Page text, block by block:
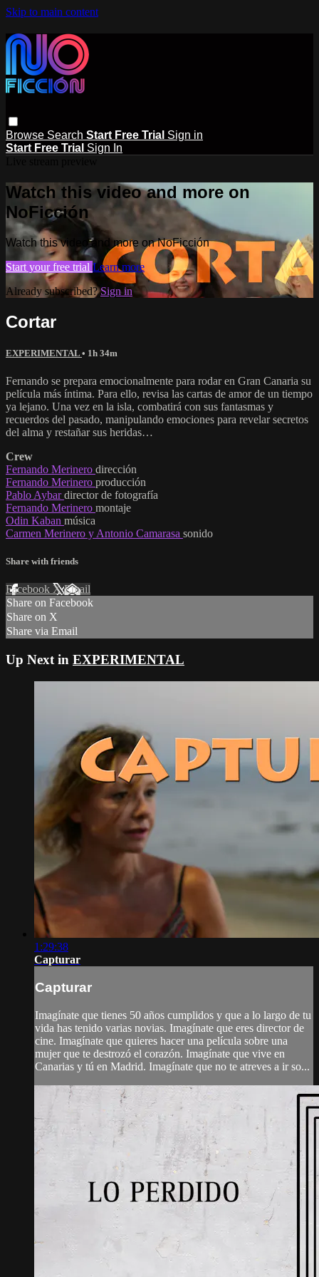
Skip to main content
Browse Search Start Free Trial Sign in
Start Free Trial Sign In
Watch this video and more on
NoFicción
Watch this video and more on NoFicción
Start your free trial Learn more
Already subscribed?Sign in
Cortar
EXPERIMENTAL • 1h 34m
Fernando se prepara emocionalmente para rodar en Gran Canaria su
película más íntima. Para ello, revisa las cartas de amor de un tiempo
ya lejano. Una vez en la isla, combatirá con sus fantasmas y
recuerdos del pasado, manipulando emociones para revelar secretos
del alma y restañar sus heridas…
Crew
Fernando Merinero dirección
Fernando Merinero producción
Pablo Aybardirector de fotografía
Fernando Merinero montaje
Odin Kaban música
Carmen Merinero y Antonio Camarasa sonido
Share with friends
Facebook XEmail
Share on Facebook
Share on X
Share via Email
Up Next in EXPERIMENTAL
1:29:38
Capturar
Capturar
Imagínate que tienes 50 años cumplidos y que a lo largo de tu
vida has tenido varias novias. Imagínate que eres director de
cine. Imagínate que quieres hacer una película sobre una
mujer que te destrozó el corazón. Imagínate que vive en
Canarias y tú en Madrid. Imagínate que no te atreves a ir so...